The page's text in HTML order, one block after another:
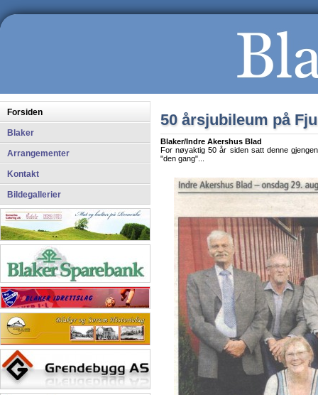
Forsiden
Blaker
Arrangementer
Kontakt
Bildegallerier
50 årsjubileum på
Blaker/Indre Akershus Blad
For nøyaktig 50 år siden satt denne
"den gang"...